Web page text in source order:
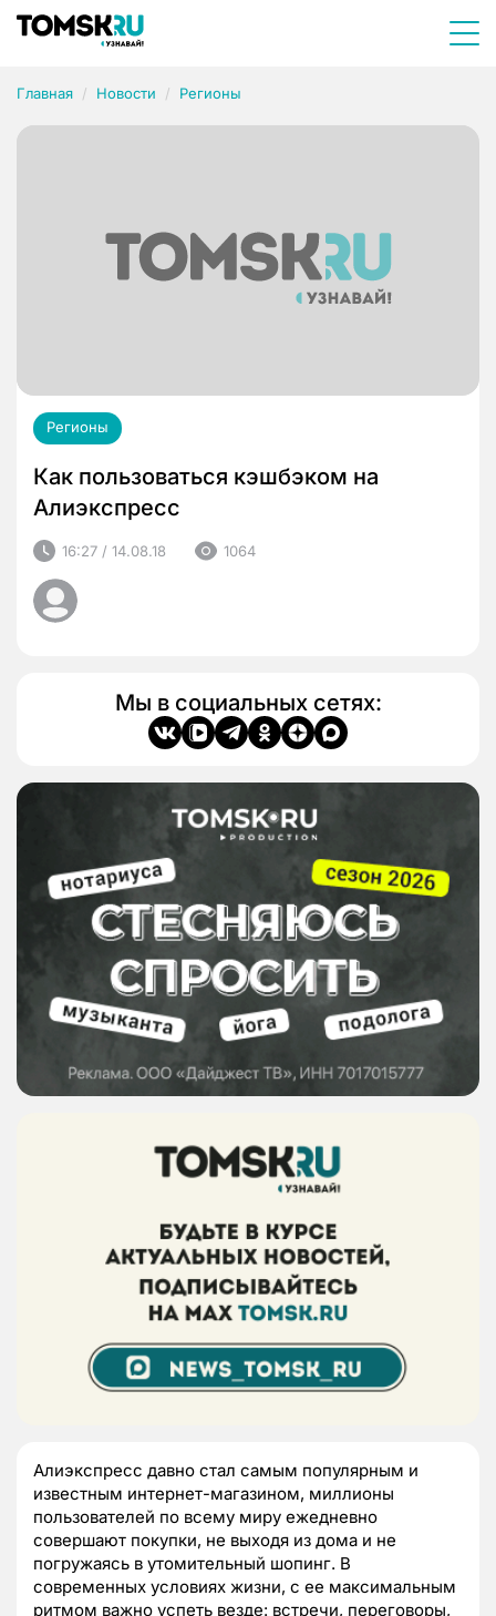
Главная Новости Регионы
Регионы
Как пользоваться кэшбэком на
Алиэкспресс
16:27 / 14.08.18 1064
Мы в социальных сетях:
Алиэкспресс давно стал самым популярным и
известным интернет-магазином, миллионы
пользователей по всему миру ежедневно
совершают покупки, не выходя из дома и не
погружаясь в утомительный шопинг. В
современных условиях жизни, с ее максимальным
ритмом важно успеть везде: встречи, переговоры,